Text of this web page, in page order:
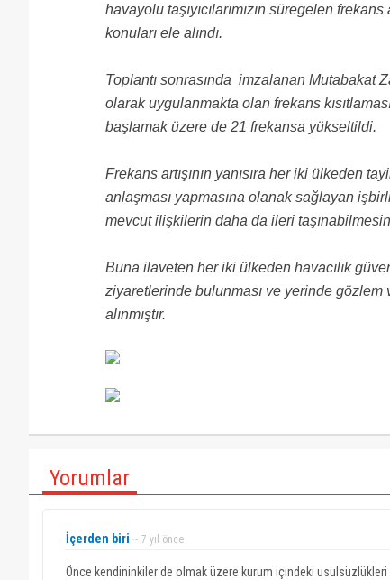
havayolu taşıyıcılarımızın süregelen
konuları ele alındı.
Toplantı sonrasında imzalanan Mutabakat
olarak uygulanmakta olan frekans
başlamak üzere de 21 frekansa yükseltildi.
Frekans artışının yanısıra her iki ülkeden
anlaşması yapmasına olanak sağlayan
mevcut ilişkilerin daha da ileri
Buna ilaveten her iki ülkeden havacılık
ziyaretlerinde bulunması ve yerinde
alınmıştır.
Yorumlar
İçerden biri ~ 7 yıl önce
Önce kendininkiler de olmak üzere kurum içindeki usulsüzlükleri